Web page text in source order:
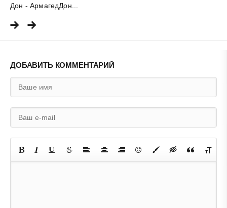
Дон - АрмагедДон...
ДОБАВИТЬ КОММЕНТАРИЙ